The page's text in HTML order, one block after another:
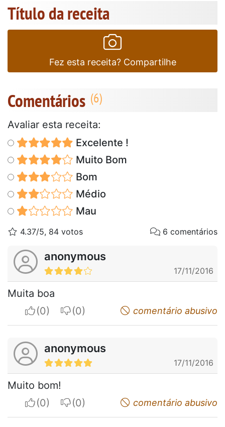
Título da receita
Fez esta receita? Compartilhe
Comentários
Avaliar esta receita:
Excelente !
Muito Bom
Bom
Médio
Mau
4.37/5, 84 votos 6 comentários
anonymous
17/11/2016
Muita boa
I apreciateI do not appreciatecomentário abusivo
anonymous
17/11/2016
Muito bom!
I apreciateI do not appreciatecomentário abusivo